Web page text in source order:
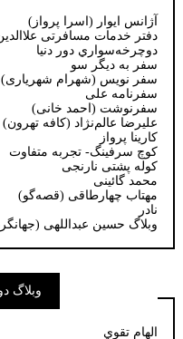
آژانس ایوار (اسرا پرواز)
دفتر خدمات مسافرتی
دوچرخه‌سواري دور دنيا
سفر به دیگر سو
سفر نویس (شهرام شهریاری)
سفرنامه علی
سفرنوشت (احمد خانی)
عليرضا عالم‌نژاد (كافه تهرون)
کارینا پرواز
کوچ سرفینگ- تجربه متفاوت
کوله پشتی نارنجی
محمد گائینی
مهتاب چهارطاقی (قصه‌گو)
نادر
وبلاگ حسين عبداللهی
وبلاگ
الهام تقوي